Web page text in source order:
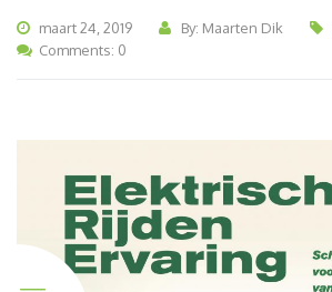
maart 24, 2019 By: Maarten Dik
Comments: 0